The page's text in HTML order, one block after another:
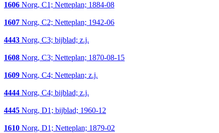
1606 Norg, C1; Netteplan; 1884-08
1607 Norg, C2; Netteplan; 1942-06
4443 Norg, C3; bijblad; z.j.
1608 Norg, C3; Netteplan; 1870-08-15
1609 Norg, C4; Netteplan; z.j.
4444 Norg, C4; bijblad; z.j.
4445 Norg, D1; bijblad; 1960-12
1610 Norg, D1; Netteplan; 1879-02